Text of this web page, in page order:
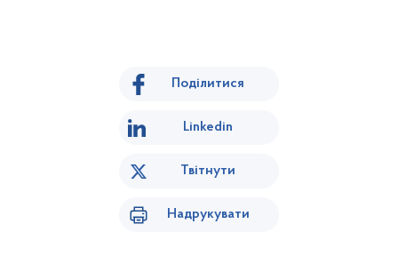
Поділитися
Linkedin
Твітнути
Надрукувати